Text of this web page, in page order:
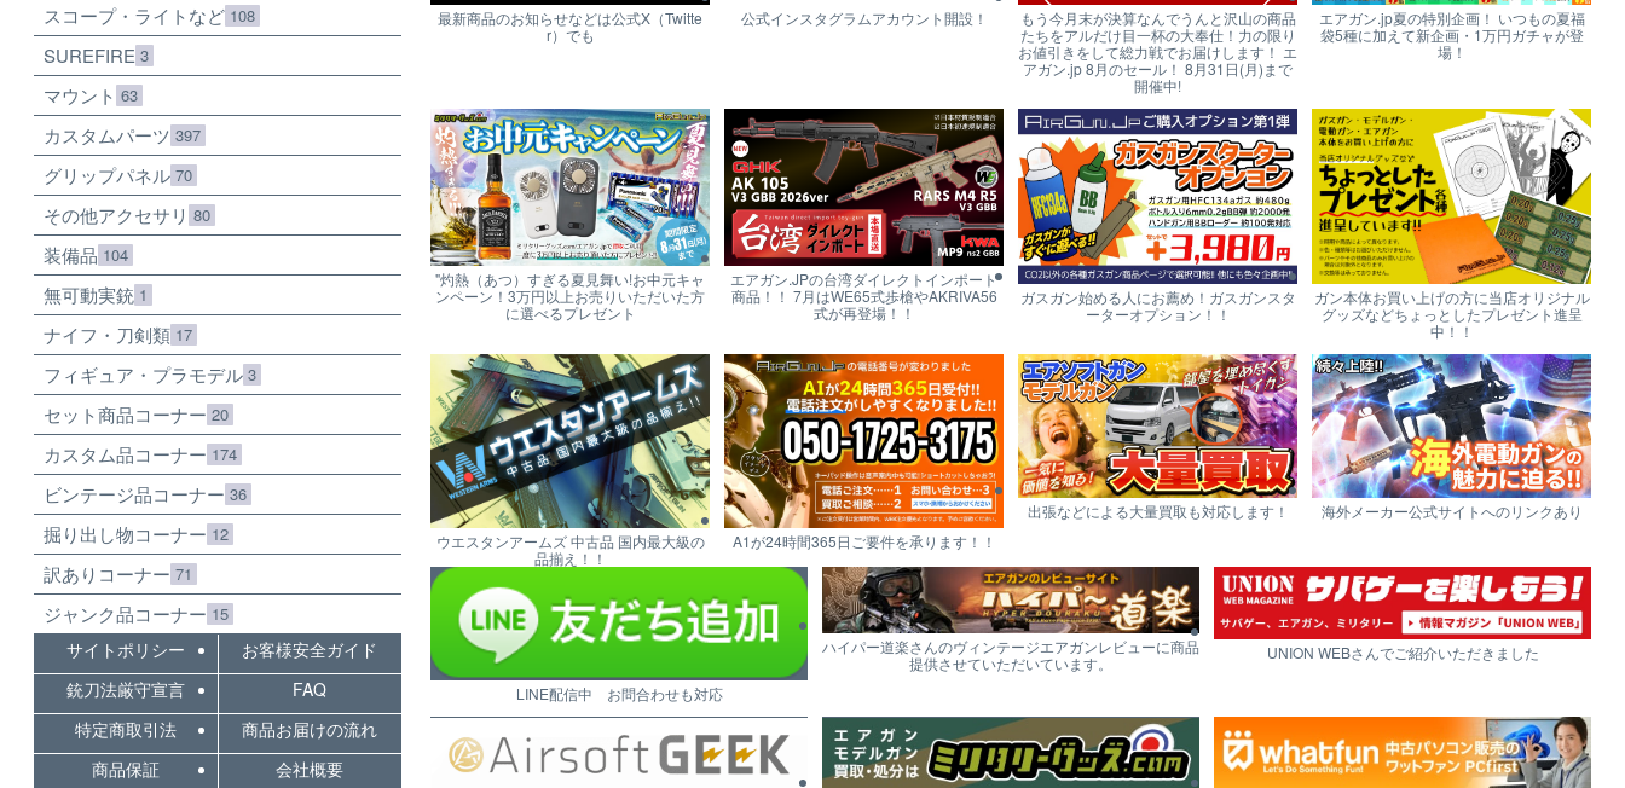
最新商品のお知らせなどは公式X（Twitte
r）でも
公式インスタグラムアカウント開設！
もう今月末が決算なんでうんと沢山の商品
たちをアルだけ目一杯の大奉仕！力の限り
お値引きをして総力戦でお届けします！ エ
アガン.jp 8月のセール！ 8月31日(月)まで
開催中!
エアガン.jp夏の特別企画！ いつもの夏福
袋5種に加えて新企画・1万円ガチャが登
場！
"灼熱（あつ）すぎる夏見舞い!お中元キャ
ンペーン！3万円以上お売りいただいた方
に選べるプレゼント
エアガン.JPの台湾ダイレクトインポート
商品！！ 7月はWE65式歩槍やAKRIVA56
式が再登場！！
ガスガン始める人にお薦め！ガスガンスタ
ーターオプション！！
ガン本体お買い上げの方に当店オリジナル
グッズなどちょっとしたプレゼント進呈
中！！
ウエスタンアームズ 中古品 国内最大級の
品揃え！！
A1が24時間365日ご要件を承ります！！
出張などによる大量買取も対応します！ 海外メーカー公式サイトへのリンクあり
LINE配信中 お問合わせも対応
ハイパー道楽さんのヴィンテージエアガンレビューに商品
提供させていただいています。
UNION WEBさんでご紹介いただきました
スコープ・ライトなど 108
SUREFIRE 3
マウント 63
カスタムパーツ 397
グリップパネル 70
その他アクセサリ 80
装備品 104
無可動実銃 1
ナイフ・刀剣類 17
フィギュア・プラモデル 3
セット商品コーナー 20
カスタム品コーナー 174
ビンテージ品コーナー 36
掘り出し物コーナー 12
訳ありコーナー 71
ジャンク品コーナー 15
サイトポリシー
お客様安全ガイド
銃刀法厳守宣言
FAQ
特定商取引法
商品お届けの流れ
商品保証
会社概要